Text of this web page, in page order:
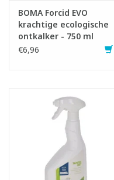
BOMA Forcid EVO
krachtige ecologische
ontkalker - 750 ml
€6,96